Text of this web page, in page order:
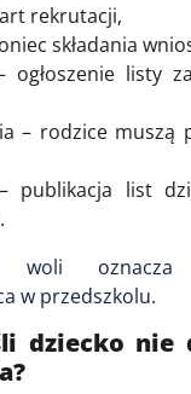
rekrutacji,
składania
ogłoszenie listy
– rodzice muszą
publikacja list
woli oznacza
w przedszkolu.
dziecko nie